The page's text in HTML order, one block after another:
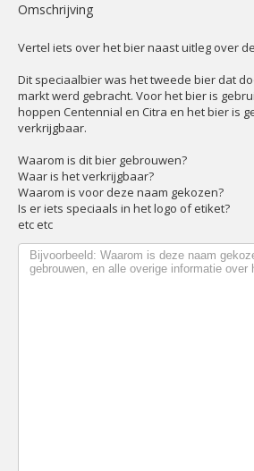
Omschrijving
Vertel iets over het bier naast uitleg over
Dit speciaalbier was het tweede bier dat
markt werd gebracht. Voor het bier is
hoppen Centennial en Citra en het bier is
verkrijgbaar.
Waarom is dit bier gebrouwen?
Waar is het verkrijgbaar?
Waarom is voor deze naam gekozen?
Is er iets speciaals in het logo of etiket?
etc etc